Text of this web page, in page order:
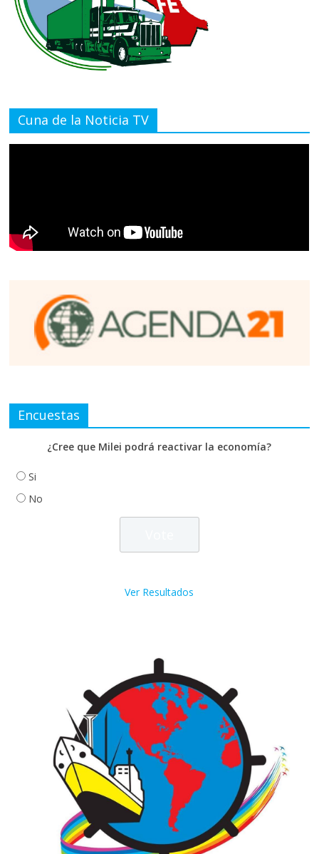
Cuna de la Noticia TV
Encuestas
¿Cree que Milei podrá reactivar la economía?
Si
No
Ver Resultados